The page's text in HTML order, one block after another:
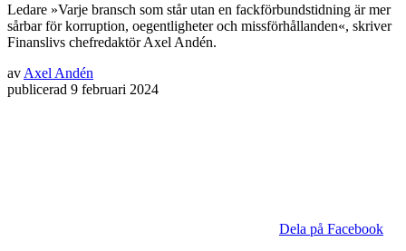
Ledare »Varje bransch som står utan en fackförbundstidning är mer
sårbar för korruption, oegentligheter och missförhållanden«, skriver
Finanslivs chefredaktör Axel Andén.
av Axel Andén
publicerad 9 februari 2024
Dela på Facebook